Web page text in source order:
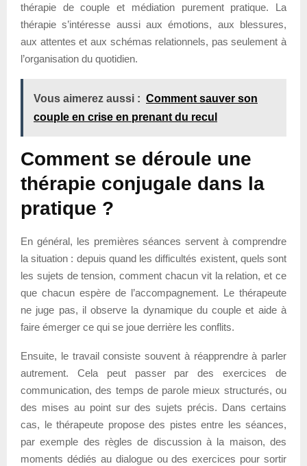
thérapie de couple et médiation purement pratique. La
thérapie s’intéresse aussi aux émotions, aux blessures,
aux attentes et aux schémas relationnels, pas seulement à
l’organisation du quotidien.
Vous aimerez aussi : Comment sauver son
couple en crise en prenant du recul
Comment se déroule une
thérapie conjugale dans la
pratique ?
En général, les premières séances servent à comprendre
la situation : depuis quand les difficultés existent, quels sont
les sujets de tension, comment chacun vit la relation, et ce
que chacun espère de l’accompagnement. Le thérapeute
ne juge pas, il observe la dynamique du couple et aide à
faire émerger ce qui se joue derrière les conflits.
Ensuite, le travail consiste souvent à réapprendre à parler
autrement. Cela peut passer par des exercices de
communication, des temps de parole mieux structurés, ou
des mises au point sur des sujets précis. Dans certains
cas, le thérapeute propose des pistes entre les séances,
par exemple des règles de discussion à la maison, des
moments dédiés au dialogue ou des exercices pour sortir